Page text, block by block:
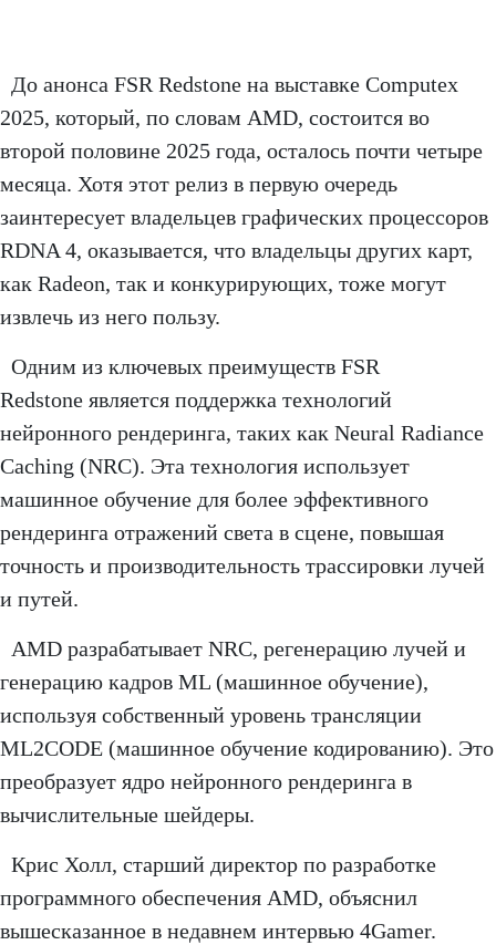
До анонса FSR Redstone на выставке Computex
2025, который, по словам AMD, состоится во
второй половине 2025 года, осталось почти четыре
месяца. Хотя этот релиз в первую очередь
заинтересует владельцев графических процессоров
RDNA 4, оказывается, что владельцы других карт,
как Radeon, так и конкурирующих, тоже могут
извлечь из него пользу.
Одним из ключевых преимуществ FSR
Redstone является поддержка технологий
нейронного рендеринга, таких как Neural Radiance
Caching (NRC). Эта технология использует
машинное обучение для более эффективного
рендеринга отражений света в сцене, повышая
точность и производительность трассировки лучей
и путей.
AMD разрабатывает NRC, регенерацию лучей и
генерацию кадров ML (машинное обучение),
используя собственный уровень трансляции
ML2CODE (машинное обучение кодированию). Это
преобразует ядро нейронного рендеринга в
вычислительные шейдеры.
Крис Холл, старший директор по разработке
программного обеспечения AMD, объяснил
вышесказанное в недавнем интервью 4Gamer.